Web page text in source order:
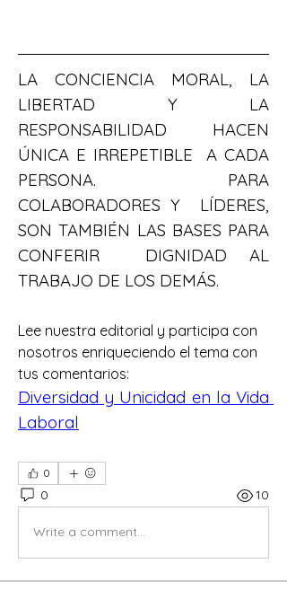
LA CONCIENCIA MORAL, LA
LIBERTAD Y LA
RESPONSABILIDAD HACEN
ÚNICA E IRREPETIBLE  A CADA
PERSONA. PARA
COLABORADORES Y  LÍDERES,
SON TAMBIÉN LAS BASES PARA
CONFERIR  DIGNIDAD AL
TRABAJO DE LOS DEMÁS.
Lee nuestra editorial y participa con
nosotros enriqueciendo el tema con
tus comentarios:
Diversidad y Unicidad en la Vida
Laboral
0
0 10
Write a comment...